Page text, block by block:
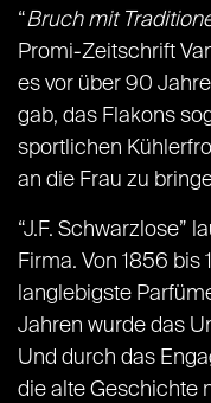
“Bruch mit
Promi-Zeitschrift
es vor über 90
gab, das Flakons
sportlichen
an die Frau zu
“J.F. Schwarzlose”
Firma. Von 1856 bis
langlebigste
Jahren wurde das
Und durch das
die alte Geschichte